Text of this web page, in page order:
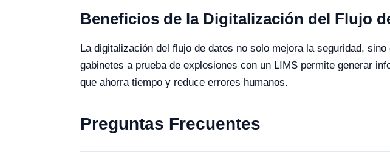
Beneficios de la Digitalización del Flujo
La digitalización del flujo de datos no solo mejora la seguridad,
gabinetes a prueba de explosiones con un LIMS permite generar
que ahorra tiempo y reduce errores humanos.
Preguntas Frecuentes